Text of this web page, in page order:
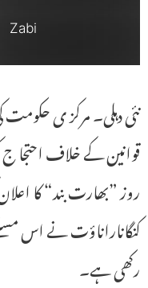
Zabi
نئی دہلی۔ مرکز ی
قوانین کے خلاف
روز ”بھارت بند“ کا
کنگاناراناؤت نے اس
رکھی ہے۔